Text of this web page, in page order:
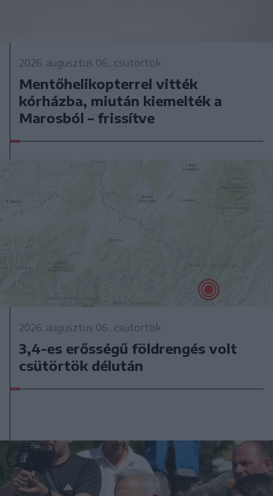
2026. augusztus 06., csütörtök
Mentőhelikopterrel vitték
kórházba, miután kiemelték a
Marosból – frissítve
2026. augusztus 06., csütörtök
3,4-es erősségű földrengés volt
csütörtök délután